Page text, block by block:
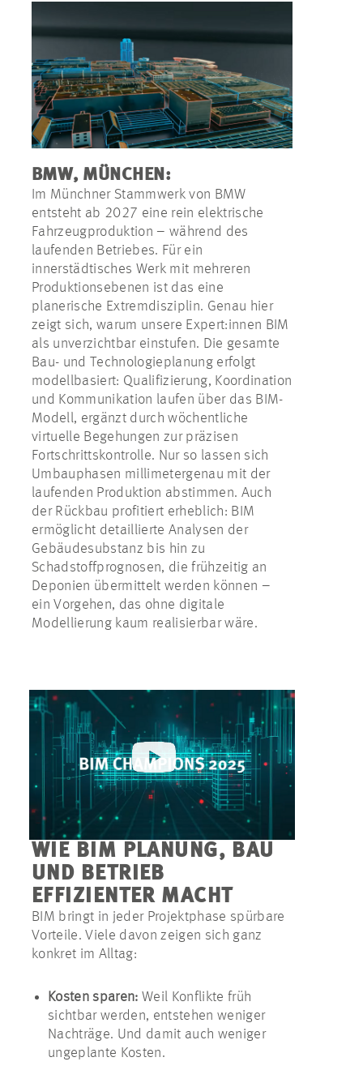
BMW, MÜNCHEN:
Im Münchner Stammwerk von BMW
entsteht ab 2027 eine rein elektrische
Fahrzeugproduktion – während des
laufenden Betriebes. Für ein
innerstädtisches Werk mit mehreren
Produktionsebenen ist das eine
planerische Extremdisziplin. Genau hier
zeigt sich, warum unsere Expert:innen BIM
als unverzichtbar einstufen. Die gesamte
Bau- und Technologieplanung erfolgt
modellbasiert: Qualifizierung, Koordination
und Kommunikation laufen über das BIM-
Modell, ergänzt durch wöchentliche
virtuelle Begehungen zur präzisen
Fortschrittskontrolle. Nur so lassen sich
Umbauphasen millimetergenau mit der
laufenden Produktion abstimmen. Auch
der Rückbau profitiert erheblich: BIM
ermöglicht detaillierte Analysen der
Gebäudesubstanz bis hin zu
Schadstoffprognosen, die frühzeitig an
Deponien übermittelt werden können –
ein Vorgehen, das ohne digitale
Modellierung kaum realisierbar wäre.
WIE BIM PLANUNG, BAU
UND BETRIEB
EFFIZIENTER MACHT
BIM bringt in jeder Projektphase spürbare
Vorteile. Viele davon zeigen sich ganz
konkret im Alltag:
Kosten sparen: Weil Konflikte früh
sichtbar werden, entstehen weniger
Nachträge. Und damit auch weniger
ungeplante Kosten.